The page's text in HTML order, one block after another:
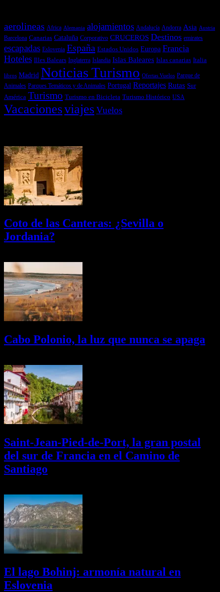
aerolineas Africa Alemania alojamientos Andalucía Andorra Asia Austria
Barcelona Canarias Cataluña Corporativo CRUCEROS Destinos emirates
escapadas Eslovenia España Estados Unidos Europa Francia
Hoteles Illes Balears Inglaterra Islandia Islas Baleares Islas canarias Italia
libros Madrid Noticias Turismo Ofertas Vuelos Parque de
Animales Parques Temáticos y de Animales Portugal Reportajes Rutas Sur
América Turismo Turismo en Bicicleta Turismo Histórico USA
VacacionesviajesVuelos
Coto de las Canteras: ¿Sevilla o
Jordania?
Cabo Polonio, la luz que nunca se apaga
Saint-Jean-Pied-de-Port, la gran postal
del sur de Francia en el Camino de
Santiago
El lago Bohinj: armonía natural en
Eslovenia